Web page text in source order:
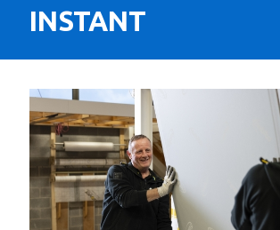
INSTANT